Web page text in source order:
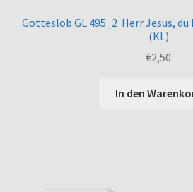
Gotteslob GL 495_2 Herr Jesus,
(KL)
€2,50
In den